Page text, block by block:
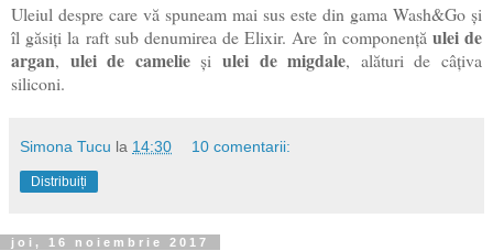
Uleiul despre care vă spuneam mai sus este din gama Wash&Go și
îl găsiți la raft sub denumirea de Elixir. Are în componență ulei de
argan, ulei de camelieșiulei de migdale, alături de câțiva
siliconi.
Simona Tucu la 14:30 10 comentarii:
Distribuiți
joi, 16 noiembrie 2017